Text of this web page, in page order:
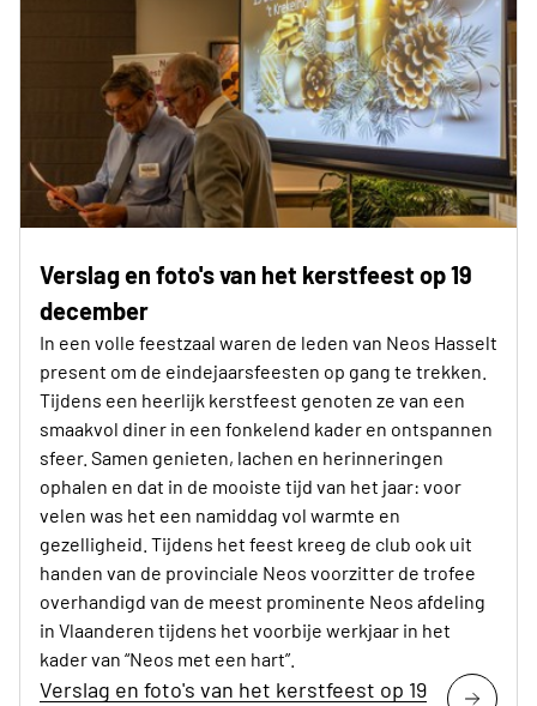
Verslag en foto's van het kerstfeest op 19
december
In een volle feestzaal waren de leden van Neos Hasselt
present om de eindejaarsfeesten op gang te trekken.
Tijdens een heerlijk kerstfeest genoten ze van een
smaakvol diner in een fonkelend kader en ontspannen
sfeer. Samen genieten, lachen en herinneringen
ophalen en dat in de mooiste tijd van het jaar: voor
velen was het een namiddag vol warmte en
gezelligheid. Tijdens het feest kreeg de club ook uit
handen van de provinciale Neos voorzitter de trofee
overhandigd van de meest prominente Neos afdeling
in Vlaanderen tijdens het voorbije werkjaar in het
kader van “Neos met een hart”.
Verslag en foto's van het kerstfeest op 19